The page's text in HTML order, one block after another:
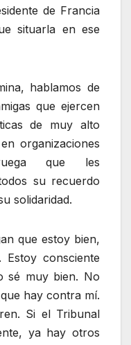
de Francia
situarla en ese
hablamos de
que ejercen
de muy alto
organizaciones
que les
su recuerdo
solidaridad.
que estoy bien,
consciente
sé muy bien. No
hay contra mí.
Si el Tribunal
ya hay otros